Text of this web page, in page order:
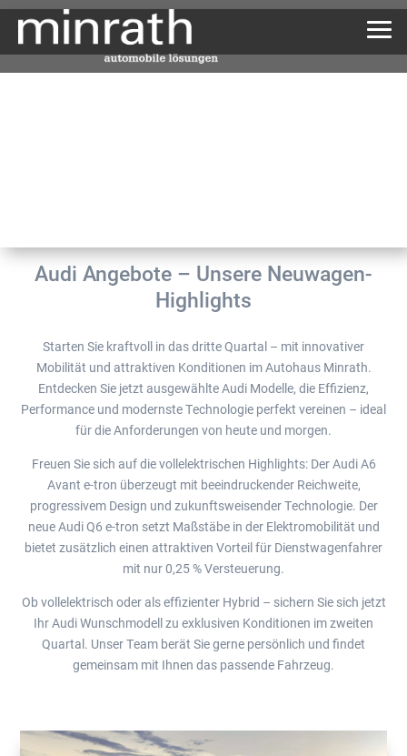
Audi Angebote – Unsere Neuwagen-
Highlights
Starten Sie kraftvoll in das dritte Quartal – mit innovativer
Mobilität und attraktiven Konditionen im Autohaus Minrath.
Entdecken Sie jetzt ausgewählte Audi Modelle, die Effizienz,
Performance und modernste Technologie perfekt vereinen – ideal
für die Anforderungen von heute und morgen.
Freuen Sie sich auf die vollelektrischen Highlights: Der Audi A6
Avant e-tron überzeugt mit beeindruckender Reichweite,
progressivem Design und zukunftsweisender Technologie. Der
neue Audi Q6 e-tron setzt Maßstäbe in der Elektromobilität und
bietet zusätzlich einen attraktiven Vorteil für Dienstwagenfahrer
mit nur 0,25 % Versteuerung.
Ob vollelektrisch oder als effizienter Hybrid – sichern Sie sich jetzt
Ihr Audi Wunschmodell zu exklusiven Konditionen im zweiten
Quartal. Unser Team berät Sie gerne persönlich und findet
gemeinsam mit Ihnen das passende Fahrzeug.